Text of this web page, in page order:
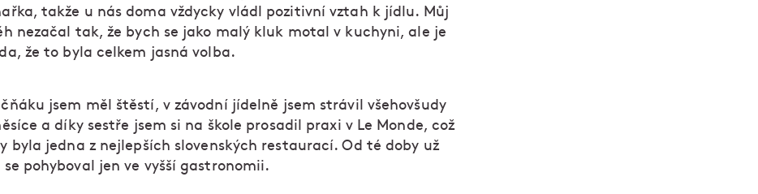
takže u nás doma vždycky vládl pozitivní vztah k jídlu. Můj
nezačal tak, že bych se jako malý kluk motal v kuchyni, ale je
že to byla celkem jasná volba.
jsem měl štěstí, v závodní jídelně jsem strávil všehovšudy
a díky sestře jsem si na škole prosadil praxi v Le Monde, což
byla jedna z nejlepších slovenských restaurací. Od té doby už
se pohyboval jen ve vyšší gastronomii.